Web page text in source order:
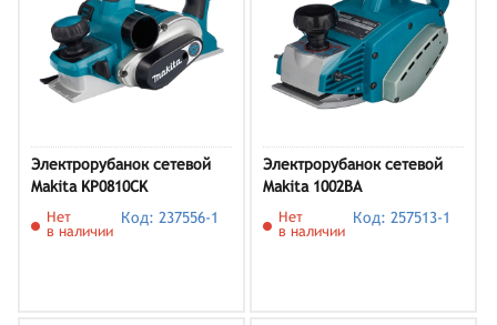
Электрорубанок сетевой
Makita KP0810CK
Нет
в наличии
Код: 237556-1
Электрорубанок сетевой
Makita 1002BA
Нет
в наличии
Код: 257513-1